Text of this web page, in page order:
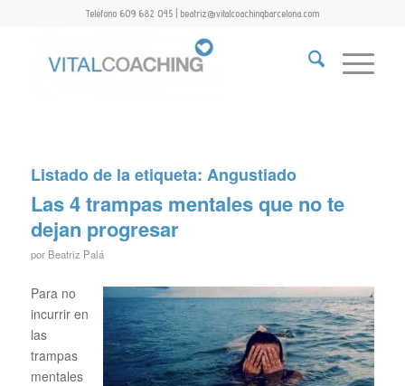
Teléfono 609 682 045 | beatriz@vitalcoachingbarcelona.com
Listado de la etiqueta: Angustiado
Las 4 trampas mentales que no te
dejan progresar
por Beatriz Palá
Para no
incurrir en
las
trampas
mentales